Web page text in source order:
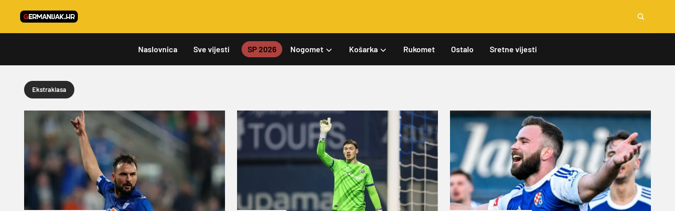
Naslovnica Sve vijesti SP 2026 Nogomet Košarka Rukomet Ostalo Sretne vijesti
Ekstraklasa